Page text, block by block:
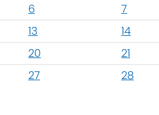
6 7
13 14
20 21
27 28